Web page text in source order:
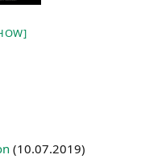
(10.07.2019)